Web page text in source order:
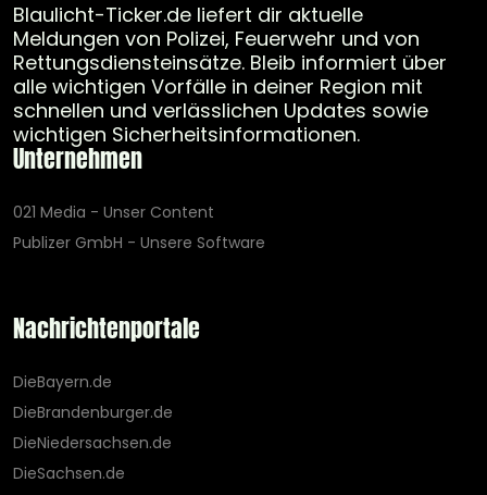
Blaulicht-Ticker.de liefert dir aktuelle
Meldungen von Polizei, Feuerwehr und von
Rettungsdiensteinsätze. Bleib informiert über
alle wichtigen Vorfälle in deiner Region mit
schnellen und verlässlichen Updates sowie
wichtigen Sicherheitsinformationen.
Unternehmen
021 Media - Unser Content
Publizer GmbH - Unsere Software
Nachrichtenportale
DieBayern.de
DieBrandenburger.de
DieNiedersachsen.de
DieSachsen.de